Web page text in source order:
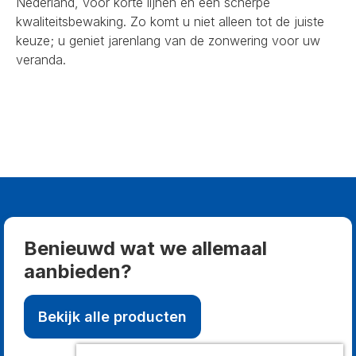
kwaliteitsbewaking. Zo komt u niet alleen tot de juiste
keuze; u geniet jarenlang van de zonwering voor uw
veranda.
Benieuwd wat we allemaal
aanbieden?
Bekijk alle producten